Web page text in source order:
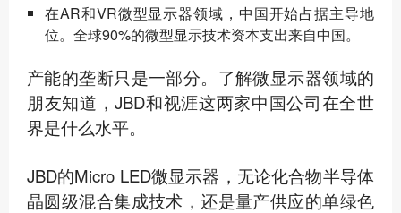
在AR和VR微型显示器领域，中国开始占据主导地
位。全球90%的微型显示技术资本支出来自中国。
产能的垄断只是一部分。了解微显示器领域的
朋友知道，JBD和视涯这两家中国公司在全世
界是什么水平。
JBD的Micro LED微显示器，无论化合物半导体
晶圆级混合集成技术，还是量产供应的单绿色